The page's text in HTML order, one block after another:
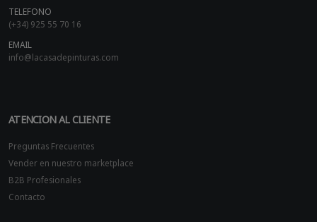
TELEFONO
(+34) 925 55 70 16
EMAIL
info@lacasadepinturas.com
ATENCION AL CLIENTE
Preguntas Frecuentes
Vender en nuestro marketplace
B2B Profesionales
Contacto